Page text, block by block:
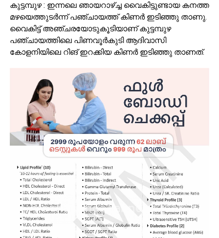
കുട്ടമ്പുഴ : ഇന്നലെ ഞായറാഴ്ച്ച വൈകിട്ടുണ്ടായ കനത്ത
മഴയെത്തുടർന്ന് പഞ്ചായത്ത് കിണർ ഇടിഞ്ഞു താണു.
വൈകിട്ട് അഞ്ചരയോടുകൂടിയാണ് കുട്ടമ്പുഴ
പഞ്ചായത്തിലെ പിണവൂർകുടി ആദിവാസി
കോളനിയിലെ റിങ് ഇറക്കിയ കിണർ ഇടിഞ്ഞു താണത്.